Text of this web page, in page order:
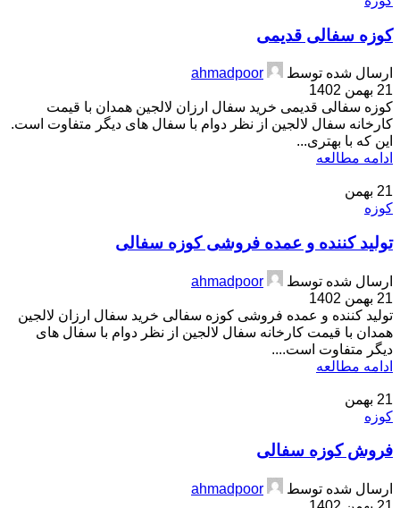
کوزه سفالی قدیمی
ارسال شده توسط
ahmadpoor
21 بهمن 1402
کوزه سفالی قدیمی خرید سفال ارزان لالجین همدان با قیمت
کارخانه سفال لالجین از نظر دوام با سفال های دیگر متفاوت است.
این که با بهتری...
ادامه مطالعه
21 بهمن
کوزه
تولید کننده و عمده فروشی کوزه سفالی
ارسال شده توسط
ahmadpoor
21 بهمن 1402
تولید کننده و عمده فروشی کوزه سفالی خرید سفال ارزان لالجین
همدان با قیمت کارخانه سفال لالجین از نظر دوام با سفال های
دیگر متفاوت است....
ادامه مطالعه
21 بهمن
کوزه
فروش کوزه سفالی
ارسال شده توسط
ahmadpoor